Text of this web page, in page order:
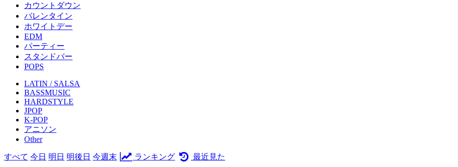
カウントダウン
バレンタイン
ホワイトデー
EDM
パーティー
スタンドバー
POPS
LATIN / SALSA
BASSMUSIC
HARDSTYLE
JPOP
K-POP
アニソン
Other
すべて 今日 明日 明後日 今週末 ランキング 最近見た